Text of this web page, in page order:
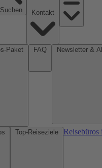
Suchen